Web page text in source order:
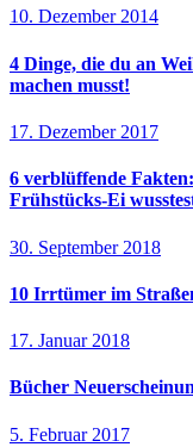
10. Dezember 2014
4 Dinge, die du an
machen musst!
17. Dezember 2017
6 verblüffende
Frühstücks-Ei
30. September 2018
10 Irrtümer im
17. Januar 2018
Bücher
5. Februar 2017